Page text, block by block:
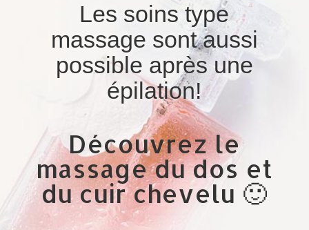
Les soins type
massage sont aussi
possible après une
épilation!
Découvrez le
massage du dos et
du cuir chevelu 🙂